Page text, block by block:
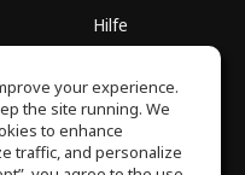
Hilfe
Datenschutz
your experience.
the site running. We
to enhance
traffic, and personalize